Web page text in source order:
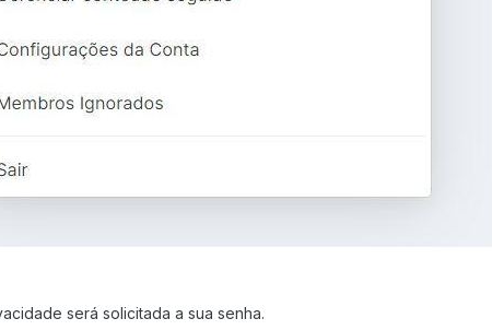
será solicitada a sua senha.